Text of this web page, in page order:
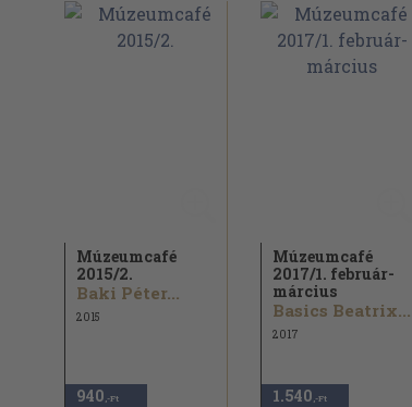
Múzeumcafé
2015/2.
Baki Péter...
2015
940 ,-Ft
Múzeumcafé
2017/1. február-
március
Basics Beatrix...
2017
1.540 ,-Ft